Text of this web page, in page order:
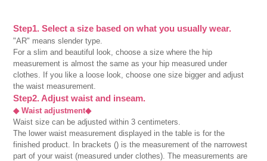
Step1. Select a size based on what you usually wear.
"AR" means slender type.
For a slim and beautiful look, choose a size where the hip
measurement is almost the same as your hip measured under
clothes. If you like a loose look, choose one size bigger and adjust
the waist measurement.
Step2. Adjust waist and inseam.
◆ Waist adjustment◆
Waist size can be adjusted within 3 centimeters.
The lower waist measurement displayed in the table is for the
finished product. In brackets () is the measurement of the narrowest
part of your waist (measured under clothes). The measurements are